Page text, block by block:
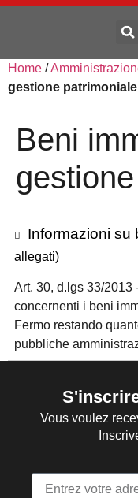
Home /
gestione patrimoniale
Beni
Informazioni su
allegati)
Art. 30, d.lgs 33/
concernenti i beni
Fermo restando
pubbliche
Vous voulez